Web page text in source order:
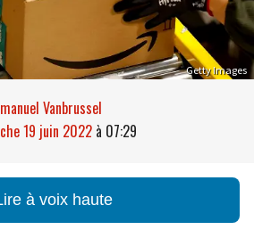
Getty Images
Vanbrussel
19 juin 2022 à 07:29
à voix haute